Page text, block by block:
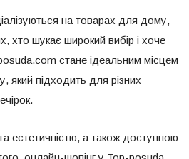
на товарах для дому,
хто шукає широкий вибір і хоче
стане ідеальним місцем
який підходить для різних
естетичністю, а також доступною